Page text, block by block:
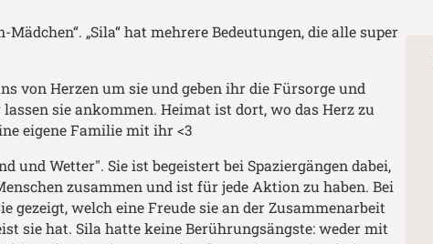
„Sila“ hat mehrere Bedeutungen, die alle super
von Herzen um sie und geben ihr die Fürsorge und
sie ankommen. Heimat ist dort, wo das Herz zu
eigene Familie mit ihr <3
und Wetter". Sie ist begeistert bei Spaziergängen dabei,
zusammen und ist für jede Aktion zu haben. Bei
gezeigt, welch eine Freude sie an der Zusammenarbeit
sie hat. Sila hatte keine Berührungsängste: weder mit